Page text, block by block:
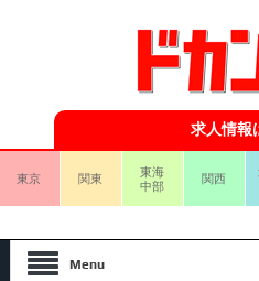
求人情報
東京 関東
東海
中部
関西
Menu